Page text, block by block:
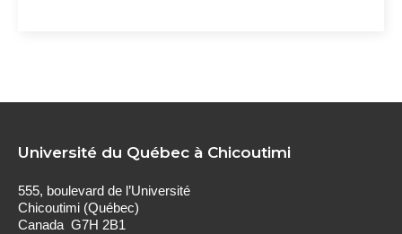
Université du Québec à Chicoutimi
555, boulevard de l’Université
Chicoutimi (Québec)
Canada G7H 2B1